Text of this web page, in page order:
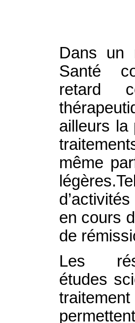
Dans un
Santé
retard
ailleurs la
même
en cours
de
Les
études